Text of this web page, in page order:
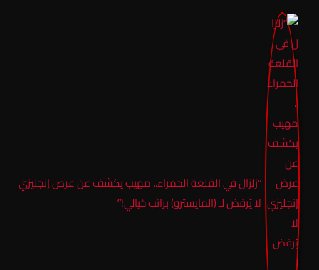
“زلزال في القلعة الحمراء.. مهيب يكشف عن عرض إنجليزي
لا يُرفض لـ (المايسترو) براتب خيالي!”